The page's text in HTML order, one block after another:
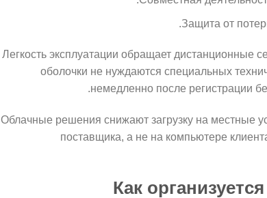
Защита от
Легкость эксплуатации обращает дистанционные
оболочки не нуждаются специальных
немедленно после регистрации
Облачные решения снижают загрузку на местные
поставщика, а не на компьютере
Как